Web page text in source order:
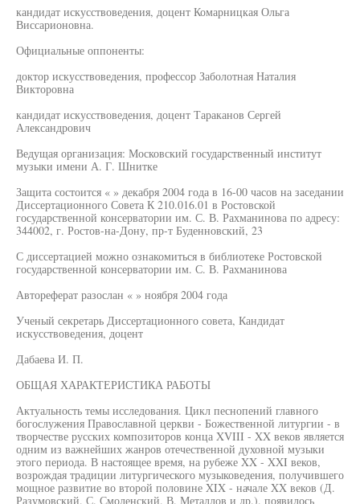
кандидат искусствоведения, доцент Комарницкая Ольга
Виссарионовна.
Официальные оппоненты:
доктор искусствоведения, профессор Заболотная Наталия
Викторовна
кандидат искусствоведения, доцент Тараканов Сергей
Александрович
Ведущая организация: Московский государственный институт
музыки имени А. Г. Шнитке
Защита состоится « » декабря 2004 года в 16-00 часов на заседании
Диссертационного Совета К 210.016.01 в Ростовской
государственной консерватории им. С. В. Рахманинова по адресу:
344002, г. Ростов-на-Дону, пр-т Буденновский, 23
С диссертацией можно ознакомиться в библиотеке Ростовской
государственной консерватории им. С. В. Рахманинова
Автореферат разослан « » ноября 2004 года
Ученый секретарь Диссертационного совета, Кандидат
искусствоведения, доцент
Дабаева И. П.
ОБЩАЯ ХАРАКТЕРИСТИКА РАБОТЫ
Актуальность темы исследования. Цикл песнопений главного
богослужения Православной церкви - Божественной литургии - в
творчестве русских композиторов конца XVIII - XX веков является
одним из важнейших жанров отечественной духовной музыки
этого периода. В настоящее время, на рубеже XX - XXI веков,
возрождая традиции литургического музыковедения, получившего
мощное развитие во второй половине XIX - начале XX веков (Д.
Разумовский, С. Смоленский, В. Металлов и др.), появилось